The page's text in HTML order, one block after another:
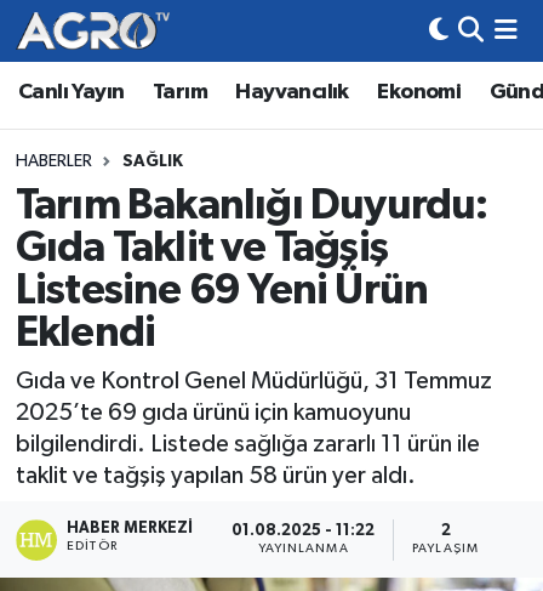
Canlı Yayın Tarım Hayvancılık Ekonomi
HABERLER SAĞLIK
Tarım Bakanlığı Duyurdu:
Gıda Taklit ve Tağşiş
Listesine 69 Yeni Ürün
Eklendi
Gıda ve Kontrol Genel Müdürlüğü, 31 Temmuz
2025’te 69 gıda ürünü için kamuoyunu
bilgilendirdi. Listede sağlığa zararlı 11 ürün ile
taklit ve tağşiş yapılan 58 ürün yer aldı.
HABER MERKEZI
EDITÖR
01.08.2025 - 11:22
YAYINLANMA
2
PAYLAŞIM
Hava Durumu
Trafik Durumu
Süper Lig Puan Durumu ve Fikstür
Tüm Manşetler
Son Dakika Haberleri
Haber Arşivi